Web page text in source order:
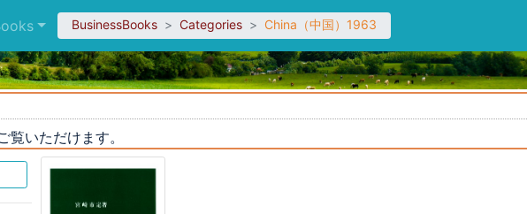
BusinessBooks Categories China（中国）1963
いただけます。